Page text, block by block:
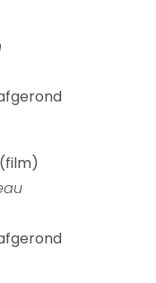
(film)